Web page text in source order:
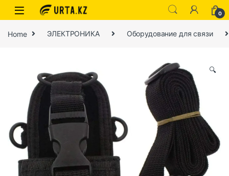
0
Home ЭЛЕКТРОНИКА Оборудование для связи
🔍